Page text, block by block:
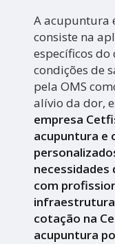
A acupuntura
consiste na
específicos
condições de
pela OMS
alívio da dor,
empresa
acupuntura
com
infraestrutura
cotação na
acupuntura